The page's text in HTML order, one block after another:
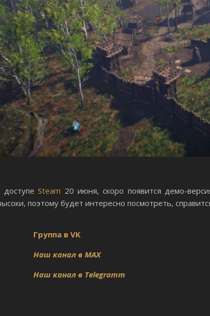
доступеSteam 20 июня, скоро появится демо-
поэтому будет интересно посмотреть,
Группа в VK
Наш канал в MAX
Наш канал в Telegramm